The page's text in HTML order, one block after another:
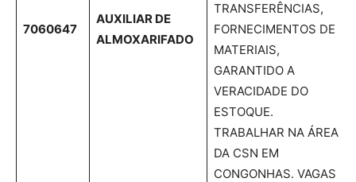
7060647
AUXILIAR DE
ALMOXARIFADO
TRANSFERÊNCIAS,
FORNECIMENTOS DE
MATERIAIS,
GARANTIDO A
VERACIDADE DO
ESTOQUE.
TRABALHAR NA ÁREA
DA CSN EM
CONGONHAS. VAGAS